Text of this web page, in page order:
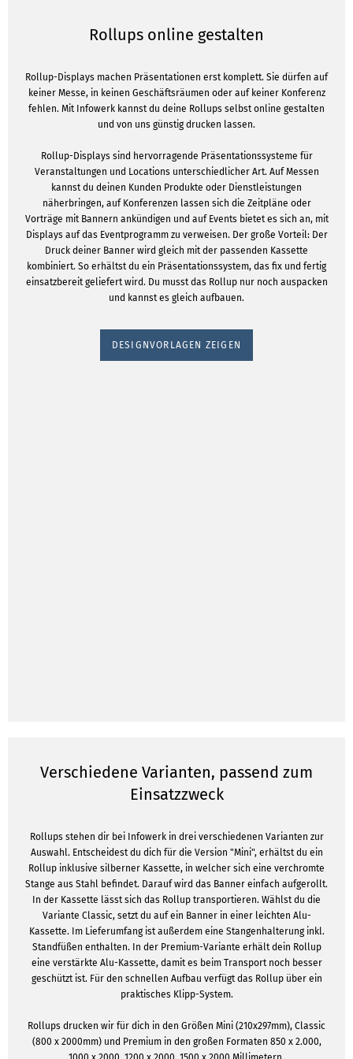
Rollups online gestalten
Rollup-Displays machen Präsentationen erst komplett. Sie dürfen auf
keiner Messe, in keinen Geschäftsräumen oder auf keiner Konferenz
fehlen. Mit Infowerk kannst du deine Rollups selbst online gestalten
und von uns günstig drucken lassen.
Rollup-Displays sind hervorragende Präsentationssysteme für
Veranstaltungen und Locations unterschiedlicher Art. Auf Messen
kannst du deinen Kunden Produkte oder Dienstleistungen
näherbringen, auf Konferenzen lassen sich die Zeitpläne oder
Vorträge mit Bannern ankündigen und auf Events bietet es sich an, mit
Displays auf das Eventprogramm zu verweisen. Der große Vorteil: Der
Druck deiner Banner wird gleich mit der passenden Kassette
kombiniert. So erhältst du ein Präsentationssystem, das fix und fertig
einsatzbereit geliefert wird. Du musst das Rollup nur noch auspacken
und kannst es gleich aufbauen.
DESIGNVORLAGEN ZEIGEN
Verschiedene Varianten, passend zum
Einsatzzweck
Rollups stehen dir bei Infowerk in drei verschiedenen Varianten zur
Auswahl. Entscheidest du dich für die Version "Mini", erhältst du ein
Rollup inklusive silberner Kassette, in welcher sich eine verchromte
Stange aus Stahl befindet. Darauf wird das Banner einfach aufgerollt.
In der Kassette lässt sich das Rollup transportieren. Wählst du die
Variante Classic, setzt du auf ein Banner in einer leichten Alu-
Kassette. Im Lieferumfang ist außerdem eine Stangenhalterung inkl.
Standfüßen enthalten. In der Premium-Variante erhält dein Rollup
eine verstärkte Alu-Kassette, damit es beim Transport noch besser
geschützt ist. Für den schnellen Aufbau verfügt das Rollup über ein
praktisches Klipp-System.
Rollups drucken wir für dich in den Größen Mini (210x297mm), Classic
(800 x 2000mm) und Premium in den großen Formaten 850 x 2.000,